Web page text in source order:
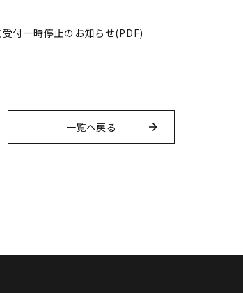
付一時停止のお知らせ(PDF)
一覧へ戻る